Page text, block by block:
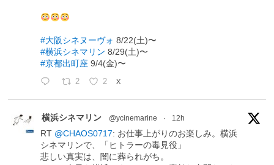
#大阪シネヌーヴォ 8/22(土)〜
#横浜シネマリン 8/29(土)〜
#京都出町座 9/4(金)〜
2 2 X
横浜シネマリン @ycinemarine · 12h
RT @CHAOS0717: お仕事上がりのお楽しみ。横浜
シネマリンで、「ヒトラーの毒見役」
悲しい真実は、闇に葬られがち。